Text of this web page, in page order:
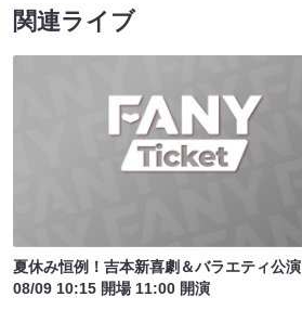
関連ライブ
夏休み恒例！吉本新喜劇＆バラエティ公演
08/09 10:15 開場 11:00 開演